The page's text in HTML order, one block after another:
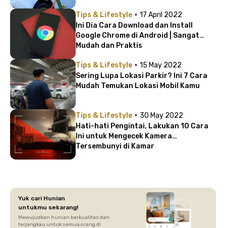
Tips & Lifestyle · 17 April 2022
Ini Dia Cara Download dan Install
Google Chrome di Android | Sangat
Mudah dan Praktis
Tips & Lifestyle · 15 May 2022
Sering Lupa Lokasi Parkir? Ini 7 Cara
Mudah Temukan Lokasi Mobil Kamu
Tips & Lifestyle · 30 May 2022
Hati-hati Pengintai, Lakukan 10 Cara
Ini untuk Mengecek Kamera
Tersembunyi di Kamar
Yuk cari Hunian
untukmu sekarang!
Mewujudkan hunian berkualitas dan
terjangkau untuk semua orang di